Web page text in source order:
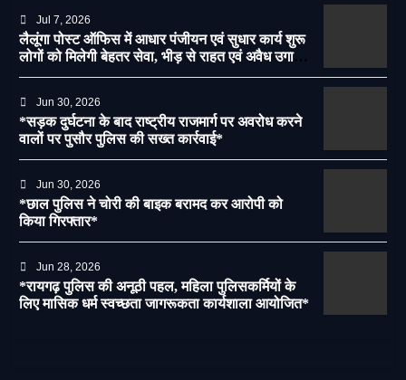
Jul 7, 2026
लैलूंगा पोस्ट ऑफिस में आधार पंजीयन एवं सुधार कार्य शुरू
लोगों को मिलेगी बेहतर सेवा, भीड़ से राहत एवं अवैध उगाही
पर लगेगी रोक
Jun 30, 2026
*सड़क दुर्घटना के बाद राष्ट्रीय राजमार्ग पर अवरोध करने
वालों पर पुसौर पुलिस की सख्त कार्रवाई*
Jun 30, 2026
*छाल पुलिस ने चोरी की बाइक बरामद कर आरोपी को
किया गिरफ्तार*
Jun 28, 2026
*रायगढ़ पुलिस की अनूठी पहल, महिला पुलिसकर्मियों के
लिए मासिक धर्म स्वच्छता जागरूकता कार्यशाला आयोजित*